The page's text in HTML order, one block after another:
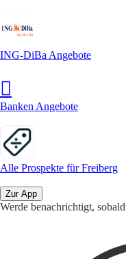
ING-DiBa Angebote
Banken Angebote
Alle Prospekte für Freiberg
Zur App
Werde benachrichtigt,